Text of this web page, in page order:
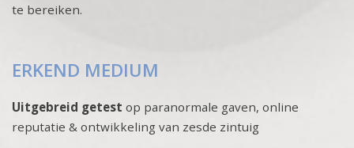
te bereiken.
ERKEND MEDIUM
Uitgebreid getest op paranormale gaven, online
reputatie & ontwikkeling van zesde zintuig